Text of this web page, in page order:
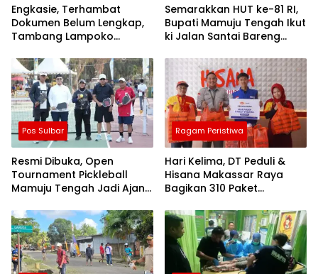
Engkasie, Terhambat
Dokumen Belum Lengkap,
Tambang Lampoko
Tidak Operasional
Semarakkan HUT ke-81 RI,
Bupati Mamuju Tengah Ikut
ki Jalan Santai Bareng
Pos Sulbar
Resmi Dibuka, Open
Tournament Pickleball
Mamuju Tengah Jadi Ajang
Ragam Peristiwa
Hari Kelima, DT Peduli &
Hisana Makassar Raya
Bagikan 310 Paket
Kebakaran Tallo